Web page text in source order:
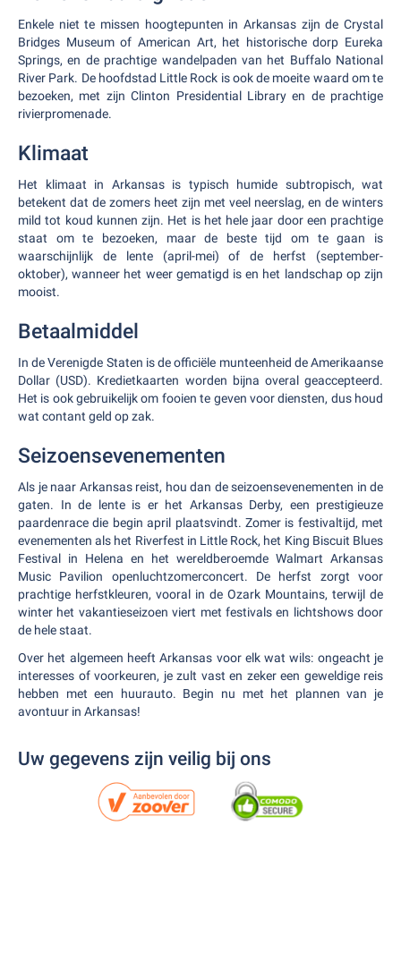
Enkele niet te missen hoogtepunten in Arkansas zijn de Crystal
Bridges Museum of American Art, het historische dorp Eureka
Springs, en de prachtige wandelpaden van het Buffalo National
River Park. De hoofdstad Little Rock is ook de moeite waard om te
bezoeken, met zijn Clinton Presidential Library en de prachtige
rivierpromenade.
Klimaat
Het klimaat in Arkansas is typisch humide subtropisch, wat
betekent dat de zomers heet zijn met veel neerslag, en de winters
mild tot koud kunnen zijn. Het is het hele jaar door een prachtige
staat om te bezoeken, maar de beste tijd om te gaan is
waarschijnlijk de lente (april-mei) of de herfst (september-
oktober), wanneer het weer gematigd is en het landschap op zijn
mooist.
Betaalmiddel
In de Verenigde Staten is de officiële munteenheid de Amerikaanse
Dollar (USD). Kredietkaarten worden bijna overal geaccepteerd.
Het is ook gebruikelijk om fooien te geven voor diensten, dus houd
wat contant geld op zak.
Seizoensevenementen
Als je naar Arkansas reist, hou dan de seizoensevenementen in de
gaten. In de lente is er het Arkansas Derby, een prestigieuze
paardenrace die begin april plaatsvindt. Zomer is festivaltijd, met
evenementen als het Riverfest in Little Rock, het King Biscuit Blues
Festival in Helena en het wereldberoemde Walmart Arkansas
Music Pavilion openluchtzomerconcert. De herfst zorgt voor
prachtige herfstkleuren, vooral in de Ozark Mountains, terwijl de
winter het vakantieseizoen viert met festivals en lichtshows door
de hele staat.
Over het algemeen heeft Arkansas voor elk wat wils: ongeacht je
interesses of voorkeuren, je zult vast en zeker een geweldige reis
hebben met een huurauto. Begin nu met het plannen van je
avontuur in Arkansas!
Uw gegevens zijn veilig bij ons